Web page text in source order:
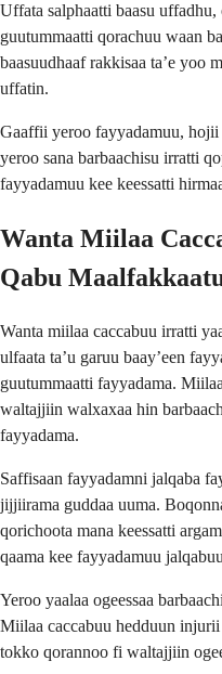
Uffata salphaatti baasu uffadhu,
guutummaatti qorachuu waan
baasuudhaaf rakkisaa ta’e yoo
uffatin.
Gaaffii yeroo fayyadamuu,
yeroo sana barbaachisu irratti
fayyadamuu kee keessatti
Wanta Miilaa
Qabu
Wanta miilaa caccabuu irratti
ulfaata ta’u garuu baay’een
guutummaatti fayyadama.
waltajjiin walxaxaa hin
fayyadama.
Saffisaan fayyadamni jalqaba
jijjiirama guddaa uuma.
qorichoota mana keessatti
qaama kee fayyadamuu
Yeroo yaalaa ogeessaa
Miilaa caccabuu hedduun
tokko qorannoo fi waltajjiin